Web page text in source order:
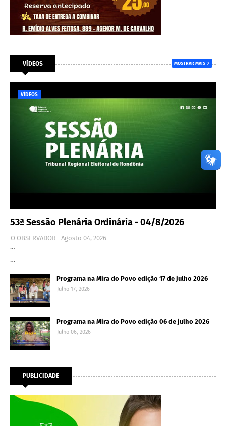
VÍDEOS MOSTRAR MAIS
VÍDEOS
53ª Sessão Plenária Ordinária - 04/8/2026
O OBSERVADOR
Agosto 04, 2026
…
…
Programa na Mira do Povo edição 17 de julho 2026
Julho 17, 2026
Programa na Mira do Povo edição 06 de julho 2026
Julho 06, 2026
PUBLICIDADE